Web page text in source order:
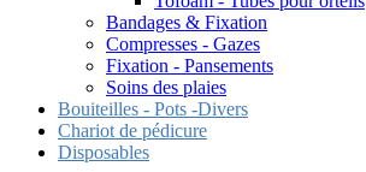
Bandages & Fixation
Compresses - Gazes
Fixation - Pansements
Soins des plaies
Bouiteilles - Pots -Divers
Chariot de pédicure
Disposables